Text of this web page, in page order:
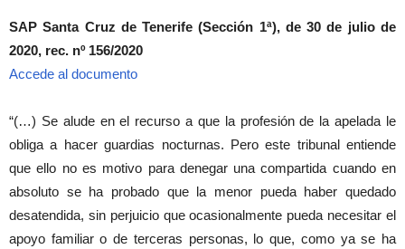
SAP Santa Cruz de Tenerife (Sección 1ª), de 30 de julio de
2020, rec. nº 156/2020
Accede al documento
“(…) Se alude en el recurso a que la profesión de la apelada le
obliga a hacer guardias nocturnas. Pero este tribunal entiende
que ello no es motivo para denegar una compartida cuando en
absoluto se ha probado que la menor pueda haber quedado
desatendida, sin perjuicio que ocasionalmente pueda necesitar el
apoyo familiar o de terceras personas, lo que, como ya se ha